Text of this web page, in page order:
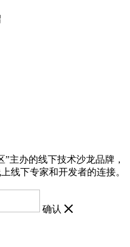
主办的线下技术沙龙品牌，
线下专家和开发者的连接。
确认